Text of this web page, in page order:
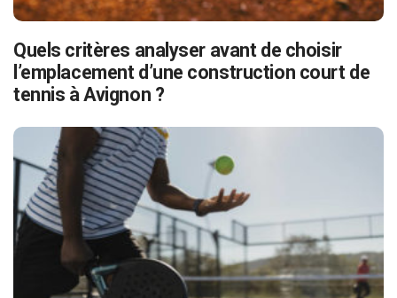
Quels critères analyser avant de choisir
l’emplacement d’une construction court de
tennis à Avignon ?